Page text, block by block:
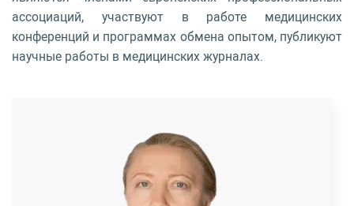
ассоциаций, участвуют в работе медицинских
конференций и программах обмена опытом, публикуют
научные работы в медицинских журналах.